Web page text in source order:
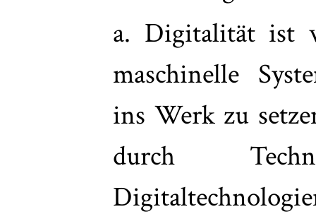
a. Digitalität ist
maschinelle
ins Werk zu
durch